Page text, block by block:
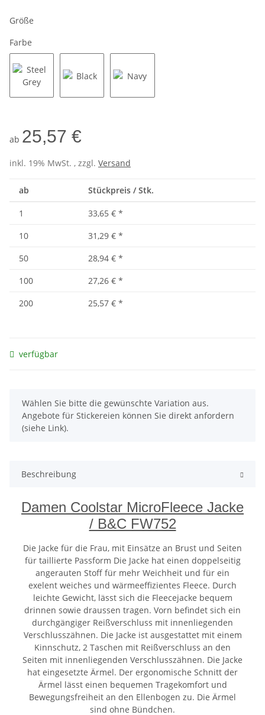
Größe
Farbe
ab 25,57 €
inkl. 19% MwSt. , zzgl. Versand
ab Stückpreis / Stk.
1 33,65 € *
10
31,29 € *
50
28,94 € *
100
27,26 € *
200
25,57 € *
verfügbar
x
Wählen Sie bitte die gewünschte Variation aus.
Angebote für Stickereien können Sie direkt anfordern
(siehe Link).
Beschreibung
Damen Coolstar MicroFleece Jacke
/ B&C FW752
Die Jacke für die Frau, mit Einsätze an Brust und Seiten
für taillierte Passform Die Jacke hat einen doppelseitig
angerauten Stoff für mehr Weichheit und für ein
exelent weiches und wärmeeffizientes Fleece. Durch
leichte Gewicht, lässt sich die Fleecejacke bequem
drinnen sowie draussen tragen. Vorn befindet sich ein
durchgängiger Reißverschluss mit innenliegenden
Verschlusszähnen. Die Jacke ist ausgestattet mit einem
Kinnschutz, 2 Taschen mit Reißverschluss an den
Seiten mit innenliegenden Verschlusszähnen. Die Jacke
hat eingesetzte Ärmel. Der ergonomische Schnitt der
Ärmel lässt einen bequemen Tragekomfort und
Bewegungsfreiheit an den Ellenbogen zu. Die Ärmel
sind ohne Bündchen.